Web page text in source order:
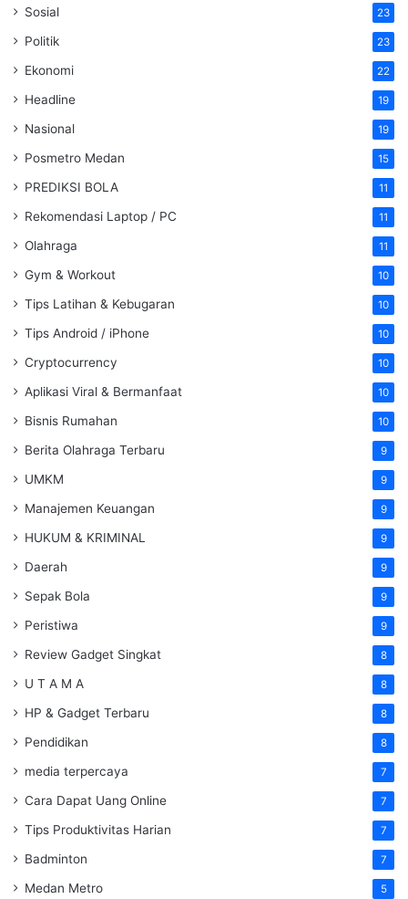
Sosial 23
Politik 23
Ekonomi 22
Headline 19
Nasional 19
Posmetro Medan 15
PREDIKSI BOLA 11
Rekomendasi Laptop / PC 11
Olahraga 11
Gym & Workout 10
Tips Latihan & Kebugaran 10
Tips Android / iPhone 10
Cryptocurrency 10
Aplikasi Viral & Bermanfaat 10
Bisnis Rumahan 10
Berita Olahraga Terbaru 9
UMKM 9
Manajemen Keuangan 9
HUKUM & KRIMINAL 9
Daerah 9
Sepak Bola 9
Peristiwa 9
Review Gadget Singkat 8
U T A M A 8
HP & Gadget Terbaru 8
Pendidikan 8
media terpercaya 7
Cara Dapat Uang Online 7
Tips Produktivitas Harian 7
Badminton 7
Medan Metro 5